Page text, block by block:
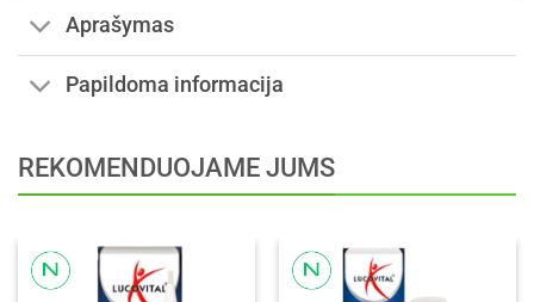
Aprašymas
Papildoma informacija
REKOMENDUOJAME JUMS